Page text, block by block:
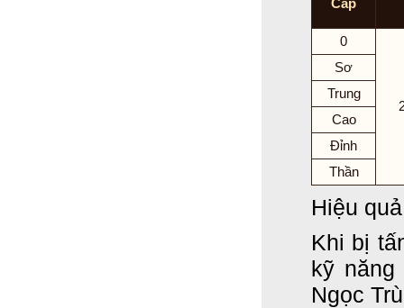
Cấp
0
Sơ
Trung
Cao
Đỉnh
Thần
Hiệu
Khi bị
kỹ năng
Ngọc